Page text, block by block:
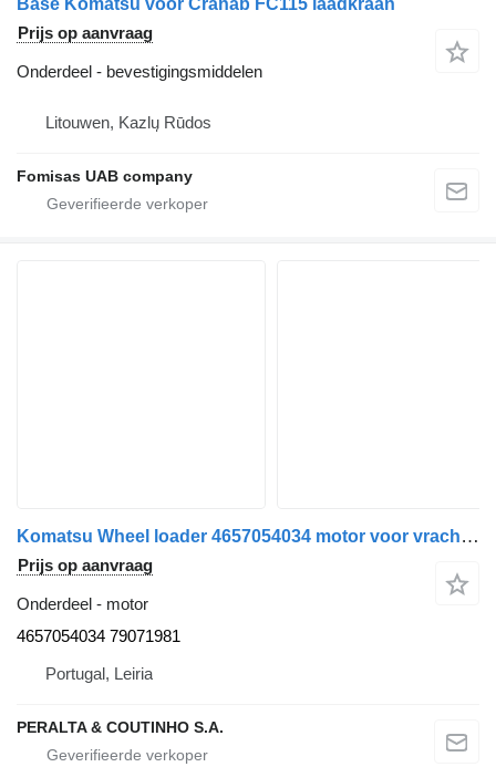
Prijs op aanvraag
Onderdeel - bevestigingsmiddelen
Litouwen, Kazlų Rūdos
Fomisas UAB company
Komatsu Wheel loader 4657054034 motor voor vrachtwagen
Prijs op aanvraag
Onderdeel - motor
4657054034 79071981
Portugal, Leiria
PERALTA & COUTINHO S.A.